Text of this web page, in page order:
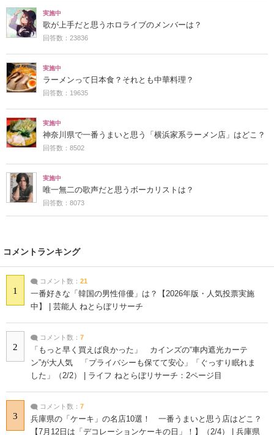
実施中
歌が上手だと思うホロライブのメンバーは？
回答数：23836
実施中
ラーメンって日本食？それとも中華料理？
回答数：19635
実施中
神奈川県で一番うまいと思う「横浜家系ラーメン店」はどこ？
回答数：8502
実施中
唯一無二の歌声だと思うボーカリストは？
回答数：8073
コメントランキング
1
コメント数： 21
一番好きな「韓国の男性俳優」は？【2026年版・人気投票実施
中】 | 芸能人 ねとらぼリサーチ
2
コメント数： 7
「もっと早く買えば良かった」 カインズの“車内遮光カーテ
ン”が大人気 「プライバシーも保てて安心」「ぐっすり眠れま
した」（2/2） | ライフ ねとらぼリサーチ：2ページ目
3
コメント数： 7
兵庫県の「ケーキ」の名店10選！ 一番うまいと思う店はどこ？
【7月12日は「デコレーションケーキの日」！】（2/4） | 兵庫県